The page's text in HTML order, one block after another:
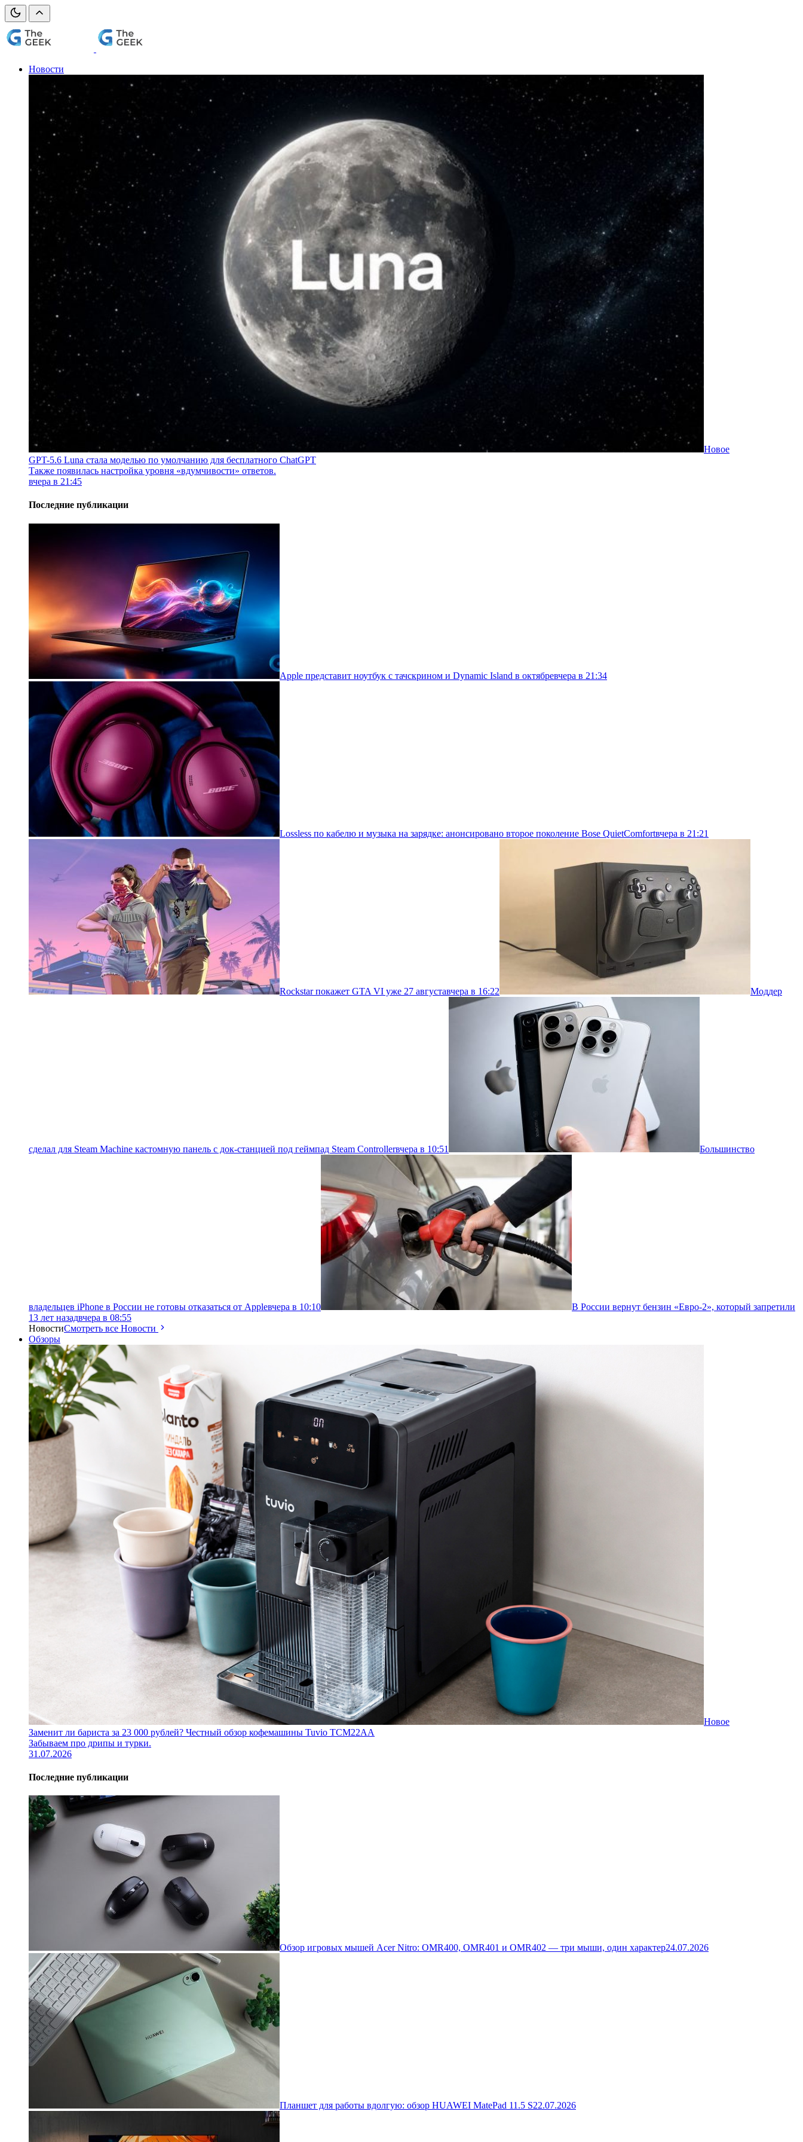
Новости
Новое
GPT-5.6 Luna стала моделью по умолчанию для бесплатного ChatGPT
Также появилась настройка уровня «вдумчивости» ответов.
вчера в 21:45
Последние публикации
Apple представит ноутбук с тачскрином и Dynamic Island в октябревчера в 21:34
Lossless по кабелю и музыка на зарядке: анонсировано второе поколение Bose QuietComfortвчера в 21:21
Rockstar покажет GTA VI уже 27 августавчера в 16:22 Моддер
сделал для Steam Machine кастомную панель с док-станцией под геймпад Steam Controllerвчера в 10:51 Большинство
владельцев iPhone в России не готовы отказаться от Appleвчера в 10:10
В России вернут бензин «Евро-2», который запретили
13 лет назадвчера в 08:55
НовостиСмотреть все Новости
Обзоры
Новое
Заменит ли бариста за 23 000 рублей? Честный обзор кофемашины Tuvio TCM22AA
Забываем про дрипы и турки.
31.07.2026
Последние публикации
Обзор игровых мышей Acer Nitro: OMR400, OMR401 и OMR402 — три мыши, один характер24.07.2026
Планшет для работы вдолгую: обзор HUAWEI MatePad 11.5 S22.07.2026